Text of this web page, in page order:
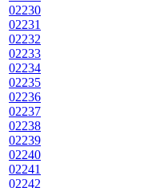
02230
02231
02232
02233
02234
02235
02236
02237
02238
02239
02240
02241
02242